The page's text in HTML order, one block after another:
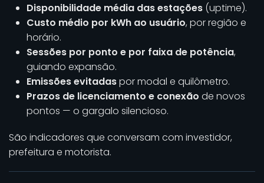
Disponibilidade média das estações (uptime).
Custo médio por kWh ao usuário, por região e
horário.
Sessões por ponto e por faixa de potência,
guiando expansão.
Emissões evitadaspor modal e quilômetro.
Prazos de licenciamento e conexão de novos
pontos — o gargalo silencioso.
São indicadores que conversam com investidor,
prefeitura e motorista.